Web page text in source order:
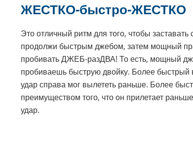
ЖЕСТКО-быстро-ЖЕСТКО
Это отличный ритм для того, чтобы
продолжи быстрым джебом, затем мощный
пробивать ДЖЕБ-разДВА! То есть, мощный
пробиваешь быструю двойку. Более быстрый
удар справа мог вылететь раньше. Более
преимуществом того, что он прилетает
удар.